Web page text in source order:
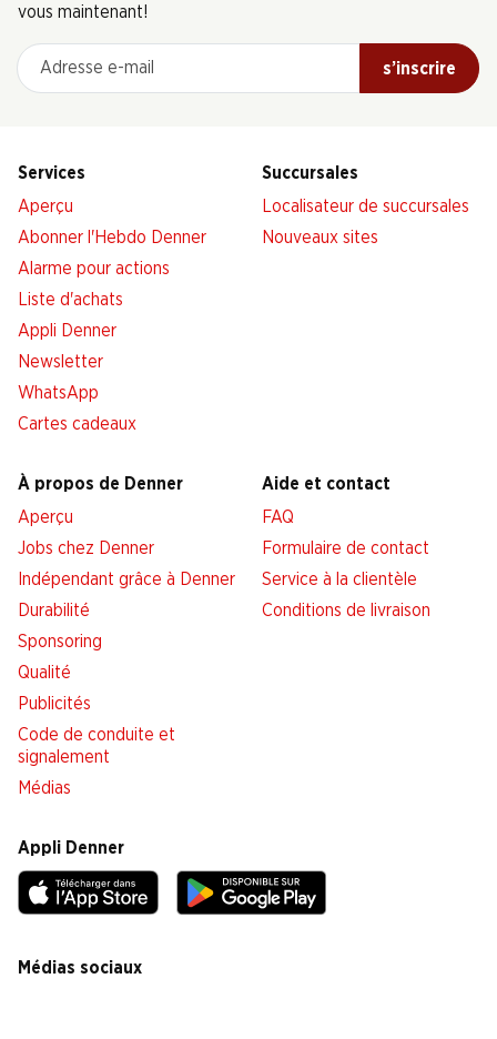
vous maintenant!
Adresse e-mail
s’inscrire
Services
Aperçu
Abonner l'Hebdo Denner
Alarme pour actions
Liste d'achats
Appli Denner
Newsletter
WhatsApp
Cartes cadeaux
Succursales
Localisateur de succursales
Nouveaux sites
À propos de Denner
Aperçu
Jobs chez Denner
Indépendant grâce à Denner
Durabilité
Sponsoring
Qualité
Publicités
Code de conduite et
signalement
Médias
Aide et contact
FAQ
Formulaire de contact
Service à la clientèle
Conditions de livraison
Appli Denner
Médias sociaux